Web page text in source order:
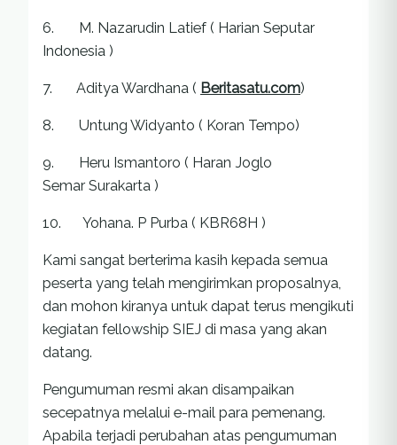
6. M. Nazarudin Latief ( Harian Seputar
Indonesia )
7. Aditya Wardhana ( Beritasatu.com)
8. Untung Widyanto ( Koran Tempo)
9. Heru Ismantoro ( Haran Joglo
Semar Surakarta )
10. Yohana. P Purba ( KBR68H )
Kami sangat berterima kasih kepada semua
peserta yang telah mengirimkan proposalnya,
dan mohon kiranya untuk dapat terus mengikuti
kegiatan fellowship SIEJ di masa yang akan
datang.
Pengumuman resmi akan disampaikan
secepatnya melalui e-mail para pemenang.
Apabila terjadi perubahan atas pengumuman